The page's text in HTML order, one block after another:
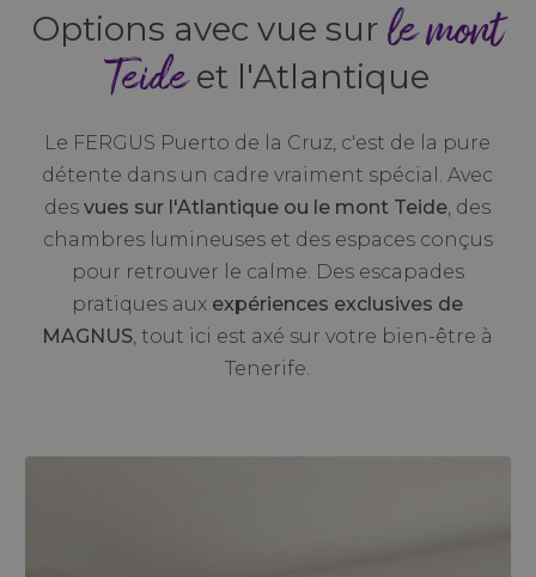
Options avec vue surle mont
Teideet l'Atlantique
Le FERGUS Puerto de la Cruz, c'est de la pure
détente dans un cadre vraiment spécial. Avec
desvues sur l'Atlantique ou le mont Teide, des
chambres lumineuses et des espaces conçus
pour retrouver le calme. Des escapades
pratiques aux expériences exclusives de
MAGNUS, tout ici est axé sur votre bien-être à
Tenerife.